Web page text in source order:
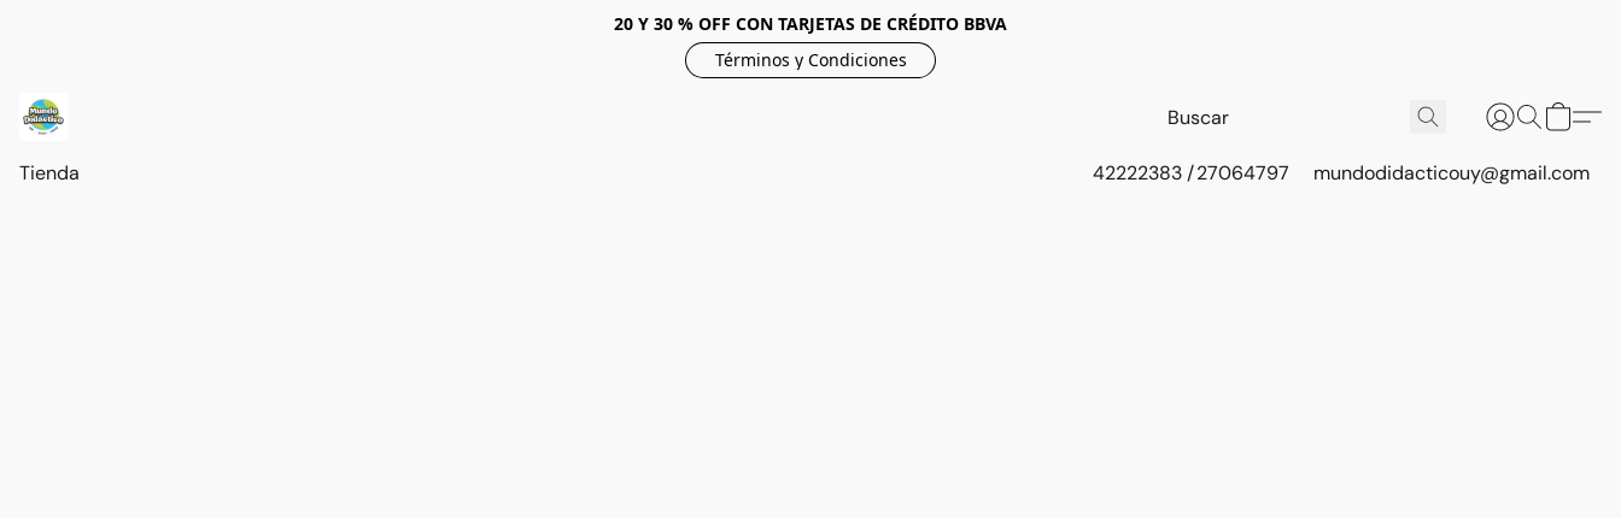
20 Y 30 % OFF CON TARJETAS DE CRÉDITO BBVA
Términos y Condiciones
Tienda 42222383 / 27064797 mundodidacticouy@gmail.com